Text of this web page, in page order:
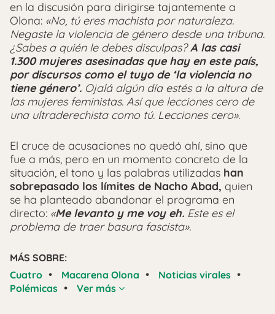
en la discusión para dirigirse tajantemente a
Olona: «No, tú eres machista por naturaleza.
Negaste la violencia de género desde una tribuna.
¿Sabes a quién le debes disculpas?A las casi
1.300 mujeres asesinadas que hay en este país,
por discursos como el tuyo de ‘la violencia no
tiene género’. Ojalá algún día estés a la altura de
las mujeres feministas. Así que lecciones cero de
una ultraderechista como tú. Lecciones cero».
El cruce de acusaciones no quedó ahí, sino que
fue a más, pero en un momento concreto de la
situación, el tono y las palabras utilizadas han
sobrepasado los límites de Nacho Abad, quien
se ha planteado abandonar el programa en
directo: «Me levanto y me voy eh. Este es el
problema de traer basura fascista».
MÁS SOBRE:
Cuatro • Macarena Olona • Noticias virales •
Polémicas • Ver más